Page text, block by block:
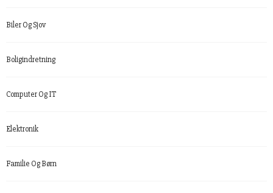
Biler Og Sjov
Boligindretning
Computer Og IT
Elektronik
Familie Og Børn